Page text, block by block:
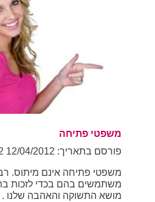
משפטי פתיחה
פורסם בתאריך: 12/04/2012 10:19:22
משפטי פתיחה אינם מיתוס.
משתמשים בהם בכדי לזכות
מושא התשוקה והאהבה שלנו .